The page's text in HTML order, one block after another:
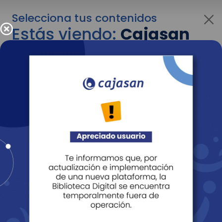
Selecciona tus contenidos
Estás viendo:Cajasan
para empresas
Para cambiar al contenido de tu interés más
adelante recuerda utilizar el menú
Entendido